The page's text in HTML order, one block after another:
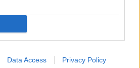
Data Access Privacy Policy